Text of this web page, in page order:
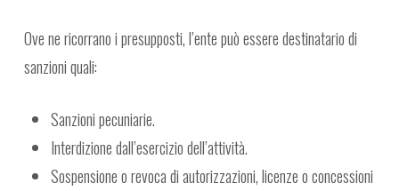
Ove ne ricorrano i presupposti, l’ente può essere destinatario di
sanzioni quali:
Sanzioni pecuniarie.
Interdizione dall’esercizio dell’attività.
Sospensione o revoca di autorizzazioni, licenze o concessioni